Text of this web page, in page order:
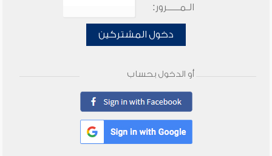
الـمـــــرور:
دخول المشتركين
أو الدخول بحساب